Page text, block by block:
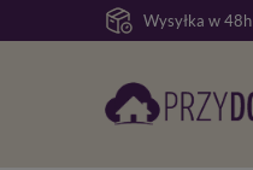
Wysyłka w 48h